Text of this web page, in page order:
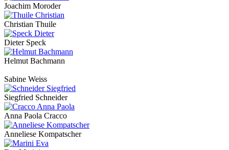
Joachim Moroder
Christian Thuile
Dieter Speck
Helmut Bachmann
Sabine Weiss
Siegfried Schneider
Anna Paola Cracco
Anneliese Kompatscher